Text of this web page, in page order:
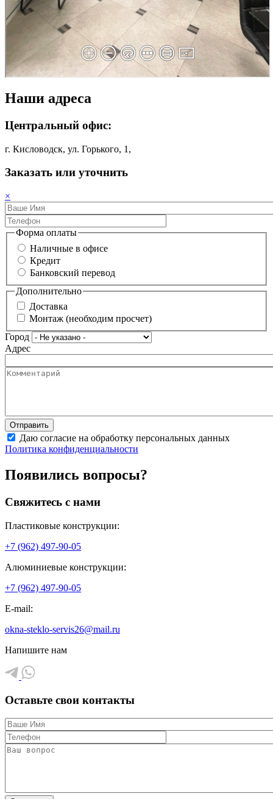
Наши адреса
Центральный офис:
г. Кисловодск, ул. Горького, 1,
Заказать или уточнить
×
Форма оплаты
Наличные в офисе
Кредит
Банковский перевод
Дополнительно
Доставка
Монтаж (необходим просчет)
Город
Адрес
Даю согласие на обработку персональных данных
Политика конфиденциальности
Появились вопросы?
Свяжитесь с нами
Пластиковые конструкции:
+7 (962) 497-90-05
Алюминиевые конструкции:
+7 (962) 497-90-05
E-mail:
okna-steklo-servis26@mail.ru
Напишите нам
Оставьте свои контакты